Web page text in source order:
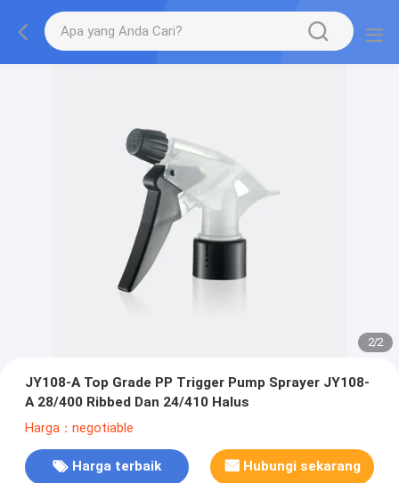
2/2
JY108-A Top Grade PP Trigger Pump Sprayer JY108-
A 28/400 Ribbed Dan 24/410 Halus
Harga：negotiable
Harga terbaik Hubungi sekarang